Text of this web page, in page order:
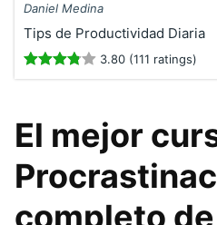
Daniel Medina
Tips de Productividad Diaria
3.80 (111 ratings)
El mejor
completo